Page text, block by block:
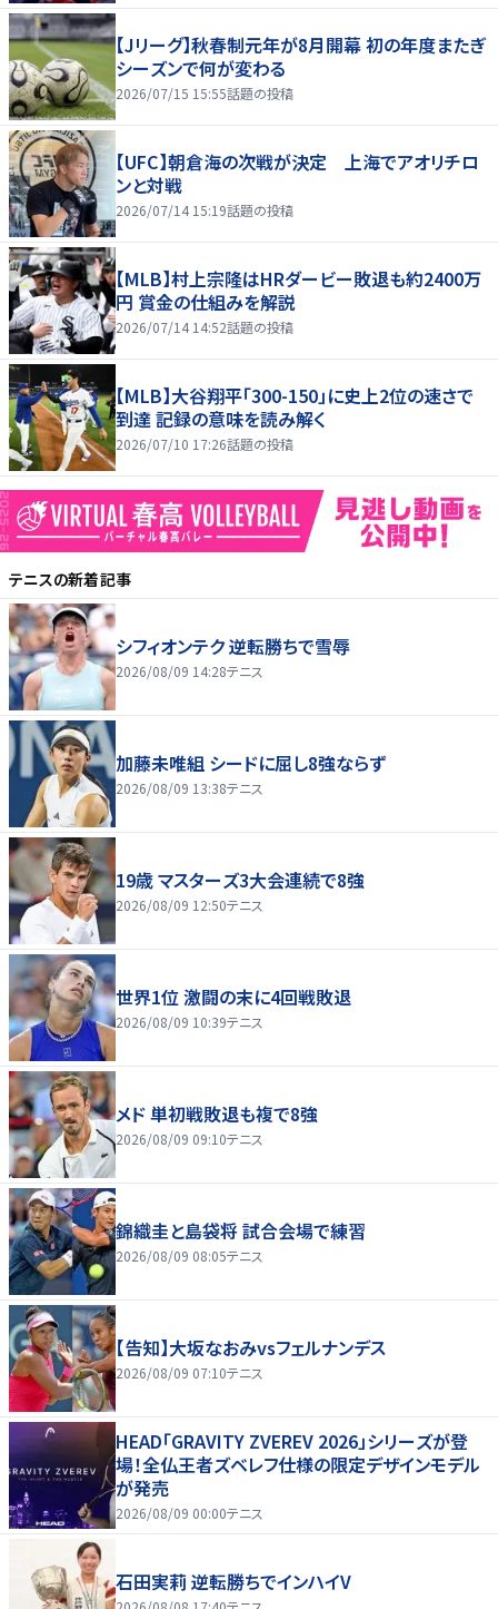
【Jリーグ】秋春制元年が8月開幕 初の年度またぎ
シーズンで何が変わる
2026/07/15 15:55話題の投稿
【UFC】朝倉海の次戦が決定 上海でアオリチロ
ンと対戦
2026/07/14 15:19話題の投稿
【MLB】村上宗隆はHRダービー敗退も約2400万
円 賞金の仕組みを解説
2026/07/14 14:52話題の投稿
【MLB】大谷翔平「300-150」に史上2位の速さで
到達 記録の意味を読み解く
2026/07/10 17:26話題の投稿
テニスの新着記事
シフィオンテク 逆転勝ちで雪辱
2026/08/09 14:28テニス
加藤未唯組 シードに屈し8強ならず
2026/08/09 13:38テニス
19歳 マスターズ3大会連続で8強
2026/08/09 12:50テニス
世界1位 激闘の末に4回戦敗退
2026/08/09 10:39テニス
メド 単初戦敗退も複で8強
2026/08/09 09:10テニス
錦織圭と島袋将 試合会場で練習
2026/08/09 08:05テニス
【告知】大坂なおみvsフェルナンデス
2026/08/09 07:10テニス
HEAD「GRAVITY ZVEREV 2026」シリーズが登
場！全仏王者ズベレフ仕様の限定デザインモデル
が発売
2026/08/09 00:00テニス
石田実莉 逆転勝ちでインハイV